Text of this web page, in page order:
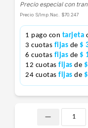
Precio especial con
Precio S/Imp.Nac. $70.247
1 pago con tarjeta
3 cuotas fijas de $
6 cuotas fijas de $
12 cuotas fijas de
24 cuotas fijas de